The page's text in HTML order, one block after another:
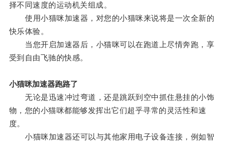
择不同速度的运动机关组成。
使用小猫咪加速器，对您的小猫咪来说将是一次全新的
快乐体验。
当您开启加速器后，小猫咪可以在跑道上尽情奔跑，享
受到自由飞驰的快感。
小猫咪加速器跑路了
无论是迅速冲过弯道，还是跳跃到空中抓住悬挂的小饰
物，您的小猫咪都能够发挥出它们超乎寻常的灵活性和速
度。
小猫咪加速器还可以与其他家用电子设备连接，例如智